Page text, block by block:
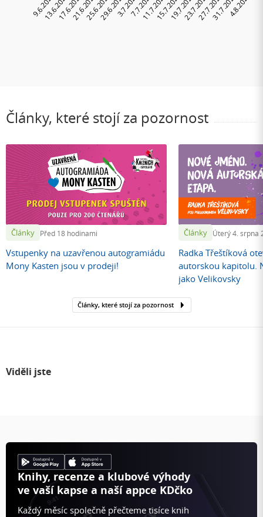
Články, které stojí za pozornost
Články Před 18 hodinami
Vstupenky na uzavřenou autogramiádu
Mony Kasten jsou v prodeji!
Články Úterý 4. srpna
Radka Třeštíková
autorskou kapitolu.
jako Velikovsky
Články, které stojí za pozornost
Viděli jste
Knihy, recenze a klubové výhody
ve vaší kapse a naší appce KDčko
Každý měsíc společně přečteme tisíce knih